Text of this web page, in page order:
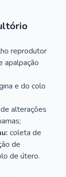
reprodutor
apalpação
e do colo
alterações
coleta de
de
de útero.